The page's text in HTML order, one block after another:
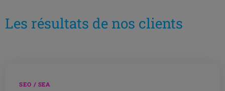
Les résultats de nos clients
SEO / SEA